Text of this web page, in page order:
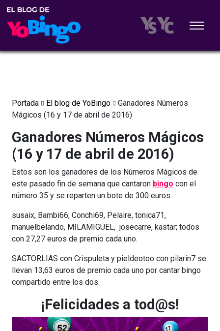
Portada El blog de YoBingo
Ganadores Números
Mágicos (16 y 17 de abril de 2016)
Ganadores Números Mágicos
(16 y 17 de abril de 2016)
Estos son los ganadores de los Números Mágicos de
este pasado fin de semana que cantaron bingo con el
número 35 y se reparten un bote de 300 euros:
susaix, Bambi66, Conchi69, Pelaire, tonica71,
manuelbelando, MILAMIGUEL, josecarre, kastar; todos
con 27,27 euros de premio cada uno.
SACTORLIAS con Crispuleta y pieldeotoo con pilarin7 se
llevan 13,63 euros de premio cada uno por cantar bingo
compartido entre los dos.
¡Felicidades a tod@s!